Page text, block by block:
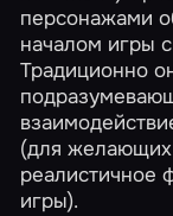
персонажами
началом игры
Традиционно
(для желающих
реалистичное
игры).